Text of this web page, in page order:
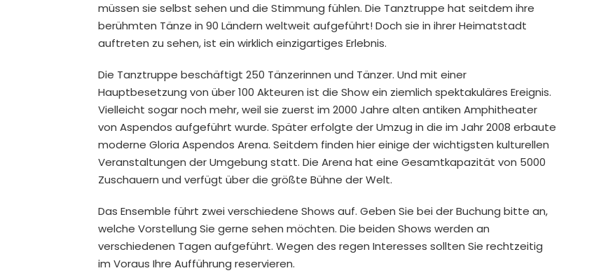
müssen sie selbst sehen und die Stimmung fühlen. Die Tanztruppe hat seitdem ihre
berühmten Tänze in 90 Ländern weltweit aufgeführt! Doch sie in ihrer Heimatstadt
auftreten zu sehen, ist ein wirklich einzigartiges Erlebnis.
Die Tanztruppe beschäftigt 250 Tänzerinnen und Tänzer. Und mit einer
Hauptbesetzung von über 100 Akteuren ist die Show ein ziemlich spektakuläres Ereignis.
Vielleicht sogar noch mehr, weil sie zuerst im 2000 Jahre alten antiken Amphitheater
von Aspendos aufgeführt wurde. Später erfolgte der Umzug in die im Jahr 2008 erbaute
moderne Gloria Aspendos Arena. Seitdem finden hier einige der wichtigsten kulturellen
Veranstaltungen der Umgebung statt. Die Arena hat eine Gesamtkapazität von 5000
Zuschauern und verfügt über die größte Bühne der Welt.
Das Ensemble führt zwei verschiedene Shows auf. Geben Sie bei der Buchung bitte an,
welche Vorstellung Sie gerne sehen möchten. Die beiden Shows werden an
verschiedenen Tagen aufgeführt. Wegen des regen Interesses sollten Sie rechtzeitig
im Voraus Ihre Aufführung reservieren.